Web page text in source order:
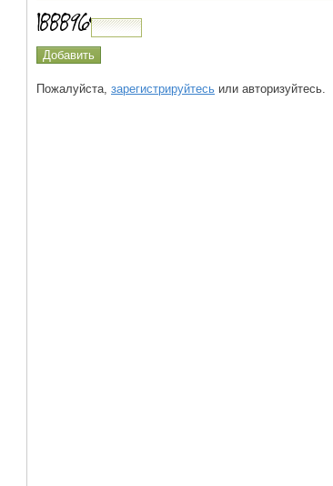
Пожалуйста, зарегистрируйтесь или авторизуйтесь.